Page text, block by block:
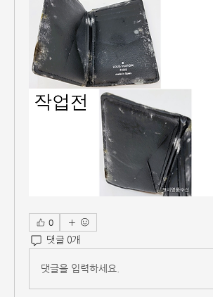
0
댓글 0개
댓글을 입력하세요.